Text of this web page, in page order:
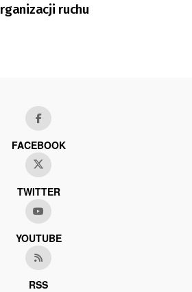
ruchu
FACEBOOK
TWITTER
YOUTUBE
RSS